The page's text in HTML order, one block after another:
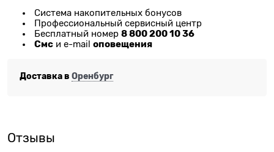
Система накопительных бонусов
Профессиональный сервисный центр
Бесплатный номер 8 800 200 10 36
Смс и e-mail оповещения
Доставка в Оренбург
Отзывы